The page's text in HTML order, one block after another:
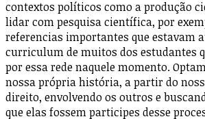
contextos políticos como a produção
lidar com pesquisa científica, por
referencias importantes que estavam
curriculum de muitos dos estudantes
por essa rede naquele momento.
nossa própria história, a partir do
direito, envolvendo os outros e
que elas fossem participes desse